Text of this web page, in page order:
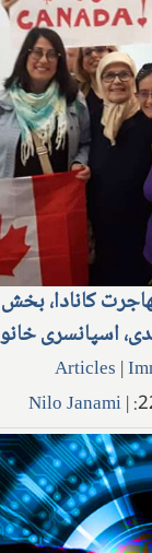
کانادا،
اسپانسری
Articles |
|
Nilo Janami